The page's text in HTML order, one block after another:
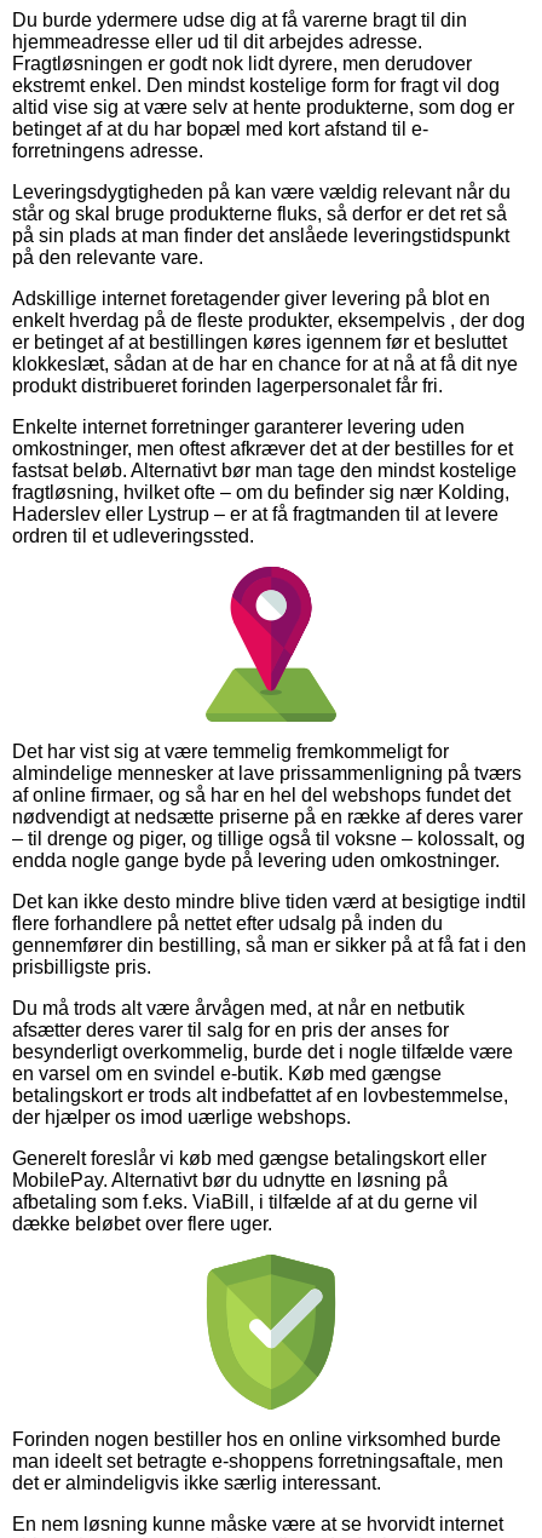
Du burde ydermere udse dig at få varerne bragt til din
hjemmeadresse eller ud til dit arbejdes adresse.
Fragtløsningen er godt nok lidt dyrere, men derudover
ekstremt enkel. Den mindst kostelige form for fragt vil dog
altid vise sig at være selv at hente produkterne, som dog er
betinget af at du har bopæl med kort afstand til e-
forretningens adresse.
Leveringsdygtigheden på kan være vældig relevant når du
står og skal bruge produkterne fluks, så derfor er det ret så
på sin plads at man finder det anslåede leveringstidspunkt
på den relevante vare.
Adskillige internet foretagender giver levering på blot en
enkelt hverdag på de fleste produkter, eksempelvis , der dog
er betinget af at bestillingen køres igennem før et besluttet
klokkeslæt, sådan at de har en chance for at nå at få dit nye
produkt distribueret forinden lagerpersonalet får fri.
Enkelte internet forretninger garanterer levering uden
omkostninger, men oftest afkræver det at der bestilles for et
fastsat beløb. Alternativt bør man tage den mindst kostelige
fragtløsning, hvilket ofte – om du befinder sig nær Kolding,
Haderslev eller Lystrup – er at få fragtmanden til at levere
ordren til et udleveringssted.
Det har vist sig at være temmelig fremkommeligt for
almindelige mennesker at lave prissammenligning på tværs
af online firmaer, og så har en hel del webshops fundet det
nødvendigt at nedsætte priserne på en række af deres varer
– til drenge og piger, og tillige også til voksne – kolossalt, og
endda nogle gange byde på levering uden omkostninger.
Det kan ikke desto mindre blive tiden værd at besigtige indtil
flere forhandlere på nettet efter udsalg på inden du
gennemfører din bestilling, så man er sikker på at få fat i den
prisbilligste pris.
Du må trods alt være årvågen med, at når en netbutik
afsætter deres varer til salg for en pris der anses for
besynderligt overkommelig, burde det i nogle tilfælde være
en varsel om en svindel e-butik. Køb med gængse
betalingskort er trods alt indbefattet af en lovbestemmelse,
der hjælper os imod uærlige webshops.
Generelt foreslår vi køb med gængse betalingskort eller
MobilePay. Alternativt bør du udnytte en løsning på
afbetaling som f.eks. ViaBill, i tilfælde af at du gerne vil
dække beløbet over flere uger.
Forinden nogen bestiller hos en online virksomhed burde
man ideelt set betragte e-shoppens forretningsaftale, men
det er almindeligvis ikke særlig interessant.
En nem løsning kunne måske være at se hvorvidt internet